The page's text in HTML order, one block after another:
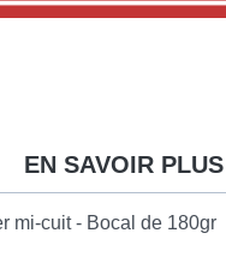
EN SAVOIR PLUS
mi-cuit - Bocal de 180gr